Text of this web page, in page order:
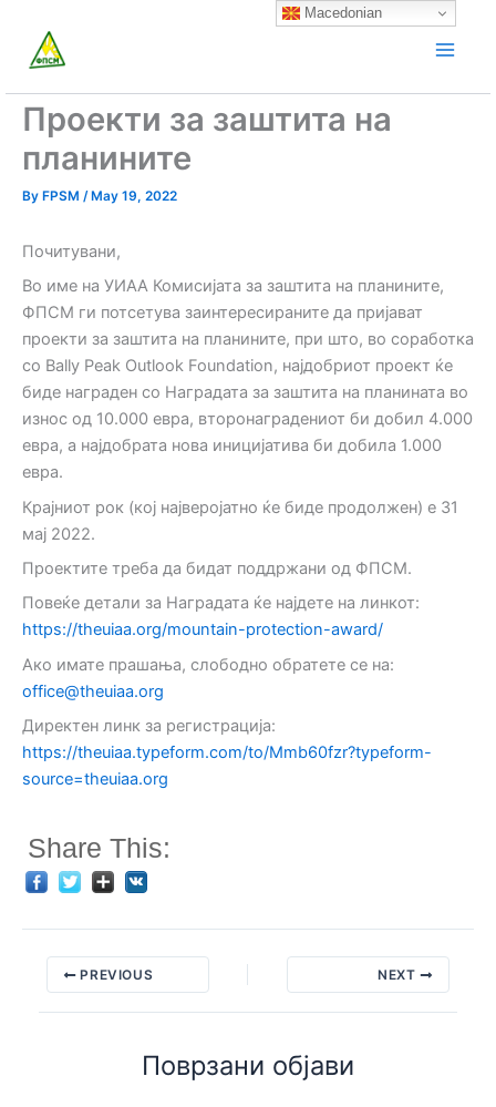
content
Проекти за заштита на
планините
By FPSM / May 19, 2022
Почитувани,
Во име на УИАА Комисијата за заштита на планините,
ФПСМ ги потсетува заинтересираните да пријават
проекти за заштита на планините, при што, во соработка
со Bally Peak Outlook Foundation, најдобриот проект ќе
биде награден со Наградата за заштита на планината во
износ од 10.000 евра, второнаградениот би добил 4.000
евра, а најдобрата нова иницијатива би добила 1.000
евра.
Крајниот рок (кој најверојатно ќе биде продолжен) е 31
мај 2022.
Проектите треба да бидат поддржани од ФПСМ.
Повеќе детали за Наградата ќе најдете на линкот:
https://theuiaa.org/mountain-protection-award/
Ако имате прашања, слободно обратете се на:
office@theuiaa.org
Директен линк за регистрација:
https://theuiaa.typeform.com/to/Mmb60fzr?typeform-
source=theuiaa.org
Share This:
PREVIOUS NEXT
Поврзани објави
Macedonian